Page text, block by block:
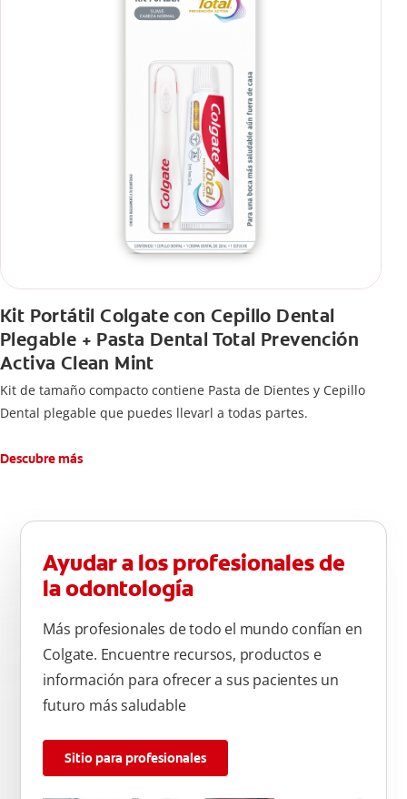
Kit Portátil Colgate con Cepillo Dental
Plegable + Pasta Dental Total Prevención
Activa Clean Mint
Kit de tamaño compacto contiene Pasta de Dientes y Cepillo
Dental plegable que puedes llevarl a todas partes.
Descubre más
Ayudar a los profesionales de
la odontología
Más profesionales de todo el mundo confían en
Colgate. Encuentre recursos, productos e
información para ofrecer a sus pacientes un
futuro más saludable
Sitio para profesionales